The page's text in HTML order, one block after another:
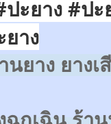
ะยาง #ป
าง
ยาง ยางเ